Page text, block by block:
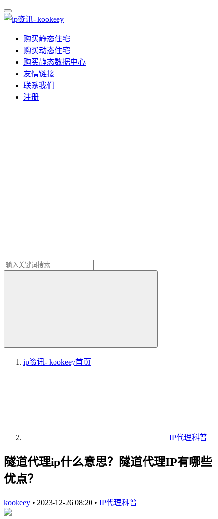
购买静态住宅
购买动态住宅
购买静态数据中心
友情链接
联系我们
注册
ip资讯- kookeey首页
IP代理科普
隧道代理ip什么意思？隧道代理IP有哪些
优点？
kookeey • 2023-12-26 08:20 • IP代理科普